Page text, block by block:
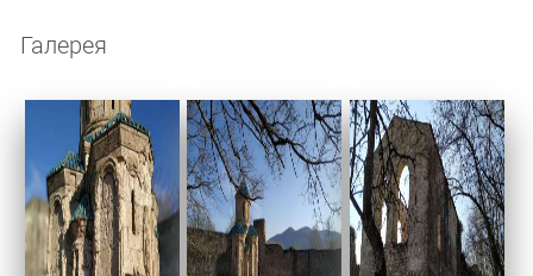
Галерея